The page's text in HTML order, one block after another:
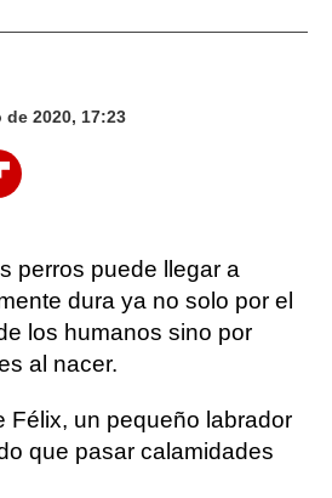
2020, 17:23
perros puede llegar a
dura ya no solo por el
los humanos sino por
al nacer.
Félix, un pequeño labrador
que pasar calamidades